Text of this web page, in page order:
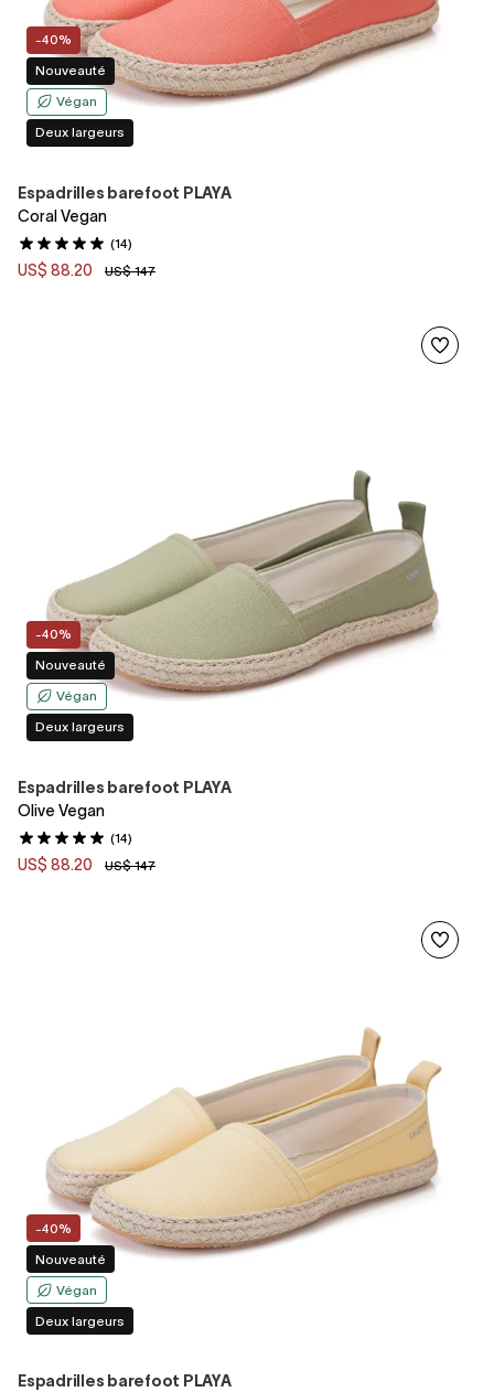
-40%
Nouveauté
Végan
Deux largeurs
Espadrilles barefoot PLAYA
Coral Vegan
(14)
US$ 88.20 US$ 147
-40%
Nouveauté
Végan
Deux largeurs
Espadrilles barefoot PLAYA
Olive Vegan
(14)
US$ 88.20 US$ 147
-40%
Nouveauté
Végan
Deux largeurs
Espadrilles barefoot PLAYA